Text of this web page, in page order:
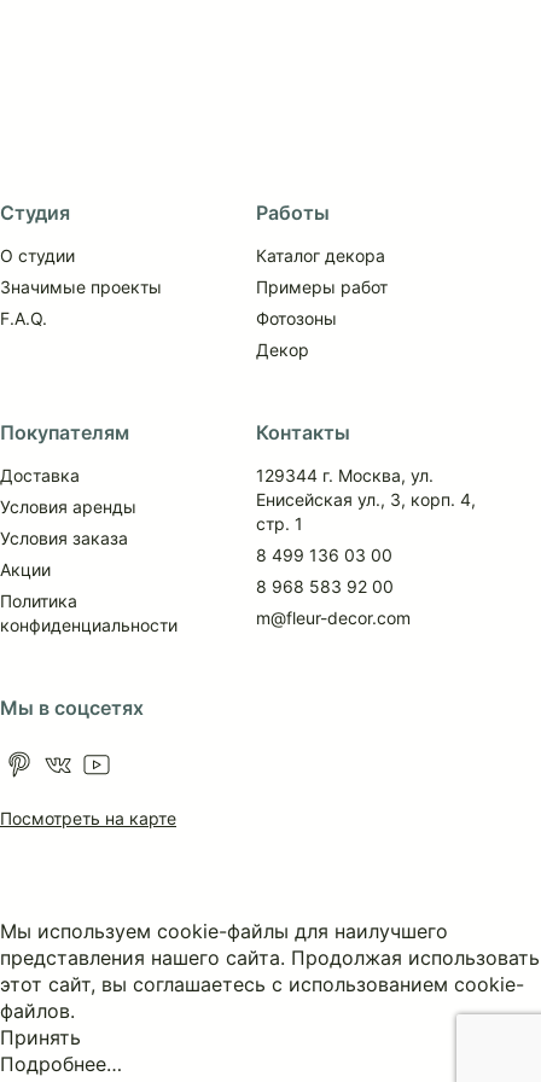
Студия
О студии
Значимые проекты
F.A.Q.
Работы
Каталог декора
Примеры работ
Фотозоны
Декор
Покупателям
Доставка
Условия аренды
Условия заказа
Акции
Политика
конфиденциальности
Контакты
129344 г. Москва, ул.
Енисейская ул., 3, корп. 4,
стр. 1
8 499 136 03 00
8 968 583 92 00
m@fleur-decor.com
Мы в соцсетях
Посмотреть на карте
Мы используем cookie-файлы для наилучшего
представления нашего сайта. Продолжая использовать
этот сайт, вы соглашаетесь с использованием cookie-
файлов.
Принять
Подробнее…